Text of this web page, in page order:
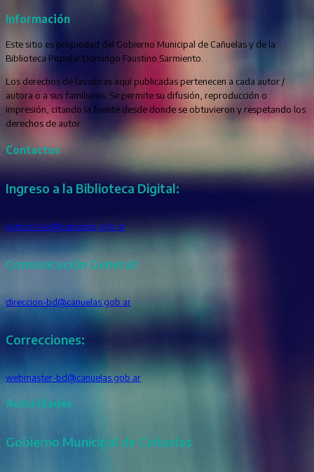
Información
Este sitio es propiedad del Gobierno Municipal de Cañuelas y de la
Biblioteca Popular Domingo Faustino Sarmiento.
Los derechos de las obras aquí publicadas pertenecen a cada autor /
autora o a sus familiares. Se permite su difusión, reproducción o
impresión, citando la fuente desde donde se obtuvieron y respetando los
derechos de autor.
Contactos
Ingreso a la Biblioteca Digital:
autorxs-bd@canuelas.gob.ar
Comunicación General:
direccion-bd@canuelas.gob.ar
Correcciones:
webmaster-bd@canuelas.gob.ar
Autoridades
Gobierno Municipal de Cañuelas